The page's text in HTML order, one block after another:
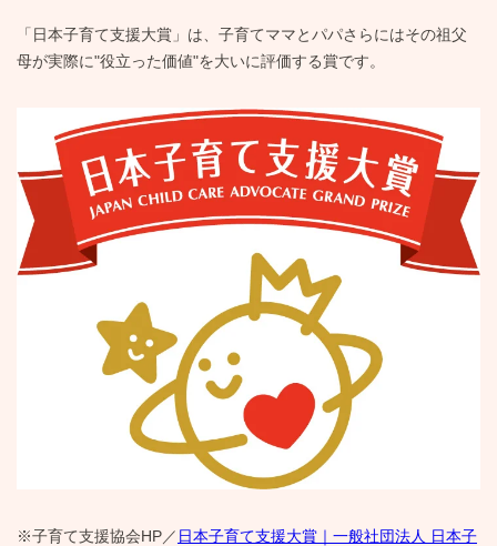
「日本子育て支援大賞」は、子育てママとパパさらにはその祖父
母が実際に"役立った価値"を大いに評価する賞です。
※子育て支援協会HP／ 日本子育て支援大賞｜一般社団法人 日本子